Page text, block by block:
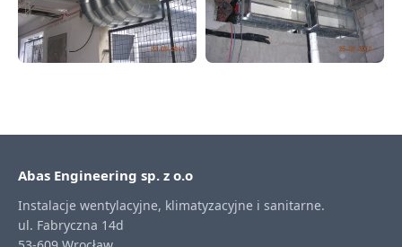
Abas Engineering sp. z o.o
Instalacje wentylacyjne, klimatyzacyjne i sanitarne.
ul. Fabryczna 14d